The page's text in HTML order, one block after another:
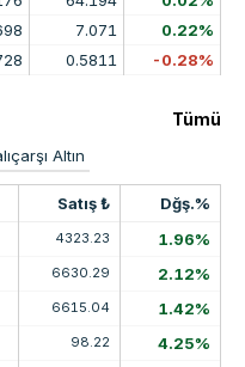
7.071 0.22%
0.5811 -0.28%
Tümü
Altın
Satış ₺ Dğş.%
4323.23 1.96%
6630.29 2.12%
6615.04 1.42%
98.22 4.25%